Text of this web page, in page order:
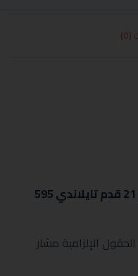
كن أول من يقيم “فريزر ادميرال 21 قدم تايلاندي 595
الحقول الإلزامية مشار